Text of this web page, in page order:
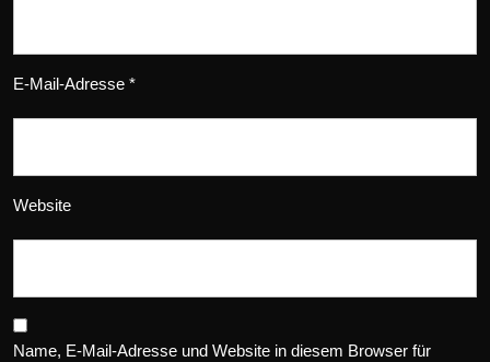
E-Mail-Adresse *
Website
Name, E-Mail-Adresse und Website in diesem Browser für